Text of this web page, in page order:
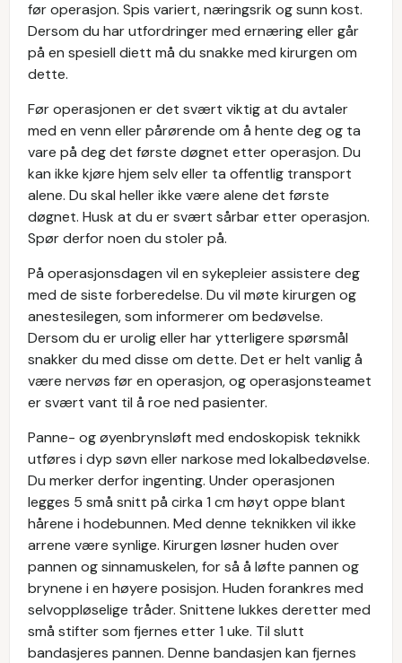
før operasjon. Spis variert, næringsrik og sunn kost.
Dersom du har utfordringer med ernæring eller går
på en spesiell diett må du snakke med kirurgen om
dette.
Før operasjonen er det svært viktig at du avtaler
med en venn eller pårørende om å hente deg og ta
vare på deg det første døgnet etter operasjon. Du
kan ikke kjøre hjem selv eller ta offentlig transport
alene. Du skal heller ikke være alene det første
døgnet. Husk at du er svært sårbar etter operasjon.
Spør derfor noen du stoler på.
På operasjonsdagen vil en sykepleier assistere deg
med de siste forberedelse. Du vil møte kirurgen og
anestesilegen, som informerer om bedøvelse.
Dersom du er urolig eller har ytterligere spørsmål
snakker du med disse om dette. Det er helt vanlig å
være nervøs før en operasjon, og operasjonsteamet
er svært vant til å roe ned pasienter.
Panne- og øyenbrynsløft med endoskopisk teknikk
utføres i dyp søvn eller narkose med lokalbedøvelse.
Du merker derfor ingenting. Under operasjonen
legges 5 små snitt på cirka 1 cm høyt oppe blant
hårene i hodebunnen. Med denne teknikken vil ikke
arrene være synlige. Kirurgen løsner huden over
pannen og sinnamuskelen, for så å løfte pannen og
brynene i en høyere posisjon. Huden forankres med
selvoppløselige tråder. Snittene lukkes deretter med
små stifter som fjernes etter 1 uke. Til slutt
bandasjeres pannen. Denne bandasjen kan fjernes